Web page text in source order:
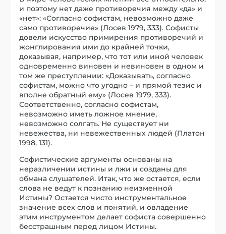
и поэтому нет даже противоречия между «да» и
«нет»: «Согласно софистам, невозможно даже
само противоречие» (Лосев 1979, 333). Софисты
довели искусство примирения противоречий и
жонглирования ими до крайней точки,
доказывая, например, что тот или иной человек
одновременно виновен и невиновен в одном и
том же преступлении: «Доказывать, согласно
софистам, можно что угодно – и прямой тезис и
вполне обратный ему» (Лосев 1979, 333).
Соответственно, согласно софистам,
невозможно иметь ложное мнение,
невозможно солгать. Не существует ни
невежества, ни невежественных людей (Платон
1998, 131).
Софистические аргументы основаны на
неразличении истины и лжи и созданы для
обмана слушателей. Итак, что же остается, если
слова не ведут к познанию неизменной
Истины? Остается чисто инструментальное
значение всех слов и понятий, и овладение
этим инструментом делает софиста совершенно
бесстрашным перед лицом Истины.